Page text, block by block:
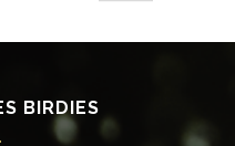
BIRDIES